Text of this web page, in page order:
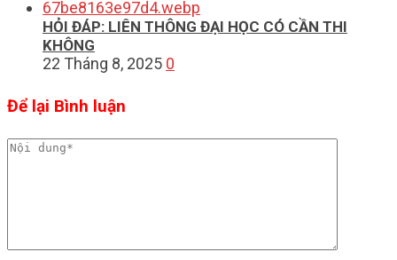
HỎI ĐÁP: LIÊN THÔNG ĐẠI HỌC CÓ CẦN THI
KHÔNG
22 Tháng 8, 2025 0
Để lại Bình luận